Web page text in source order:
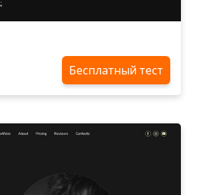
Бесплатный тест